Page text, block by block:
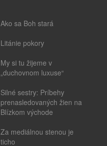
Ako sa Boh stará
Litánie pokory
My si tu žijeme v
„duchovnom luxuse“
Silné sestry: Príbehy
prenasledovaných žien na
Blízkom východe
Za mediálnou stenou je
ticho